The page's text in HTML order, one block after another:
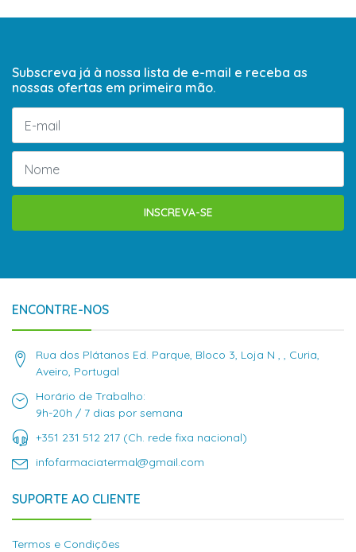
Subscreva já à nossa lista de e-mail e receba as
nossas ofertas em primeira mão.
INSCREVA-SE
ENCONTRE-NOS
Rua dos Plátanos Ed. Parque, Bloco 3, Loja N , , Curia,
Aveiro, Portugal
Horário de Trabalho:
9h-20h / 7 dias por semana
+351 231 512 217 (Ch. rede fixa nacional)
infofarmaciatermal@gmail.com
SUPORTE AO CLIENTE
Termos e Condições